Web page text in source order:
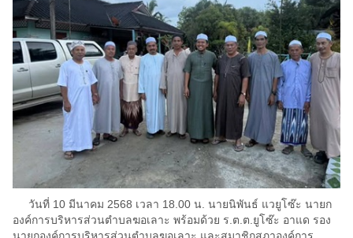
วันที่ 10 มีนาคม 2568 เวลา 18.00 น. นายนิพันธ์ แวยูโซ๊ะ นายก
องค์การบริหารส่วนตำบลฆอเลาะ พร้อมด้วย ร.ต.ต.ยูโซ๊ะ อาแด รอง